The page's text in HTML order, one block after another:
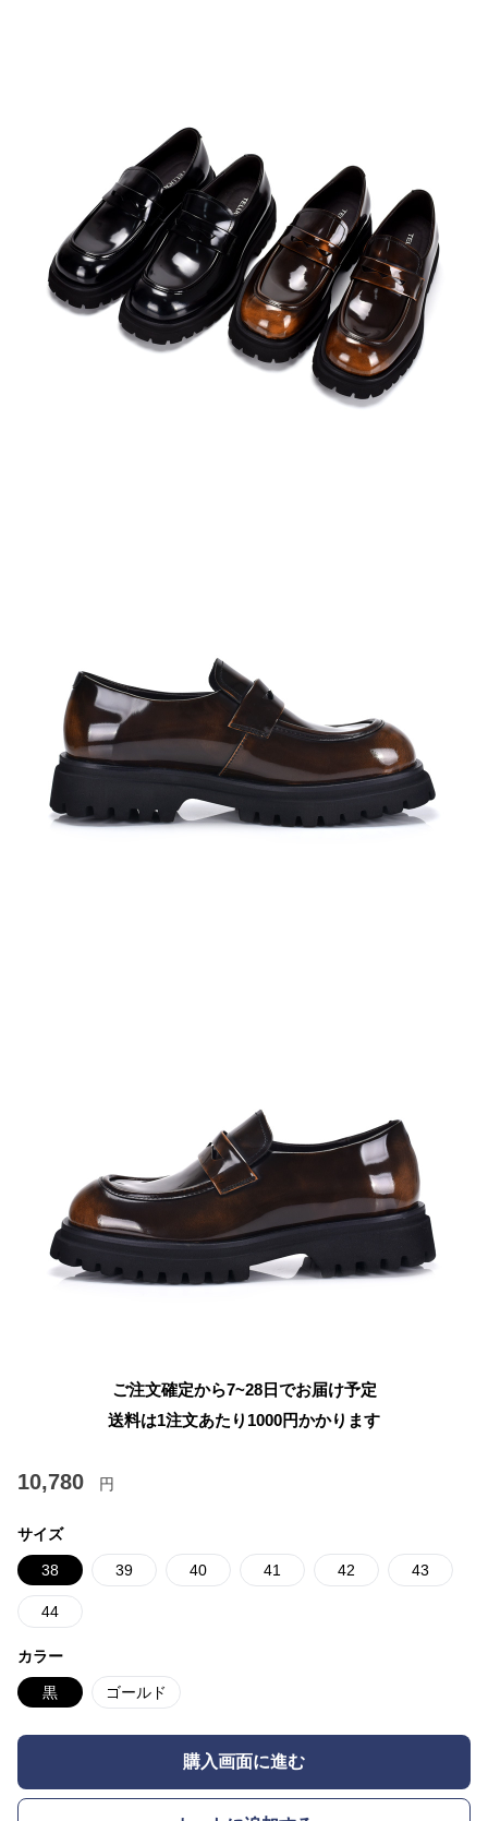
ご注文確定から7~28日でお届け予定
送料は1注文あたり 1000円かかります
10,780 円
サイズ
38 39 40 41 42 43
44
カラー
黒 ゴールド
購入画面に進む